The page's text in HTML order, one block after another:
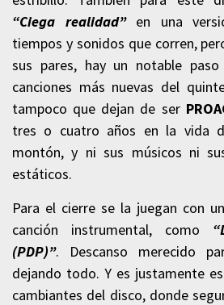
“Ciega realidad”en una
tiempos y sonidos que corren,
sus pares, hay un notable
canciones más nuevas del
tampoco que dejan de ser
tres o cuatro años en la vida
montón, y ni sus músicos ni
estáticos.
Para el cierre se la juegan con
canción instrumental, como
(PDP)”. Descanso merecido
dejando todo. Y es justamente
cambiantes del disco, donde